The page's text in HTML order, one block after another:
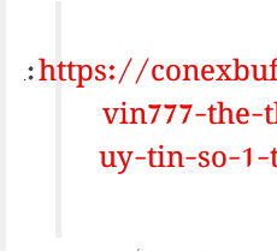
https://vin777-
uy-tin-so-